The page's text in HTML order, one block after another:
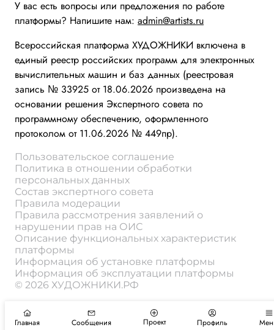
У вас есть вопросы или предложения по работе
платформы? Напишите нам: admin@artists.ru
Всероссийская платформа ХУДОЖНИКИ включена в
единый реестр российских программ для электронных
вычислительных машин и баз данных (реестровая
запись № 33925 от 18.06.2026 произведена на
основании решения Экспертного совета по
программному обеспечению, оформленного
протоколом от 11.06.2026 № 449пр).
Пользовательское соглашение
Политика в отношении обработки
персональных данных
Состав экспертного совета
Правила модерации
Правила рассмотрения заявлений о
нарушении прав на ОИС
Описание функциональных характеристик
платформы
Информация об установке платформы
Информация об эксплуатации платформы
© 2026 ХУДОЖНИКИ.РФ
Главная Сообщения Проект Профиль